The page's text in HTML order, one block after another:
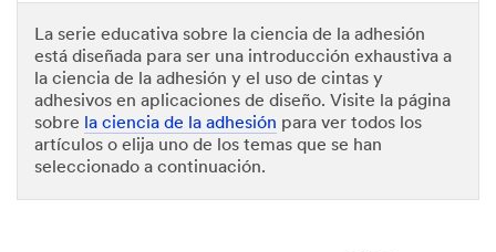
La serie educativa sobre la ciencia de la adhesión
está diseñada para ser una introducción exhaustiva a
la ciencia de la adhesión y el uso de cintas y
adhesivos en aplicaciones de diseño. Visite la página
sobre la ciencia de la adhesión para ver todos los
artículos o elija uno de los temas que se han
seleccionado a continuación.